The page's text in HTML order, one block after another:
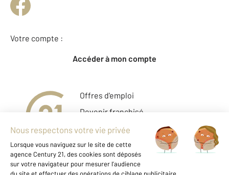
Votre compte :
Accéder à mon compte
Offres d'emploi
Devenir franchisé
Entreprise et commerce
Fine Homes & Estates
À propos